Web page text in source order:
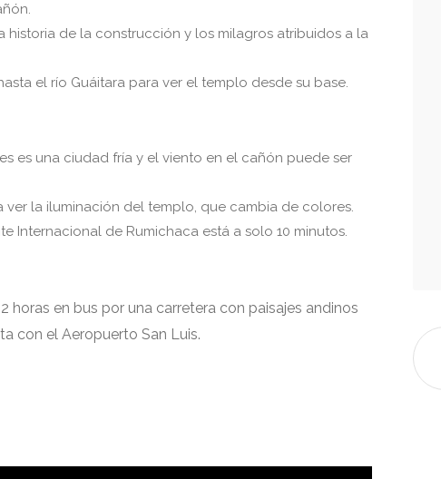
historia de la construcción y los milagros atribuidos a la
el río Guáitara para ver el templo desde su base.
es una ciudad fría y el viento en el cañón puede ser
ver la iluminación del templo, que cambia de colores.
Internacional de Rumichaca está a solo 10 minutos.
horas en bus por una carretera con paisajes andinos
con el Aeropuerto San Luis.